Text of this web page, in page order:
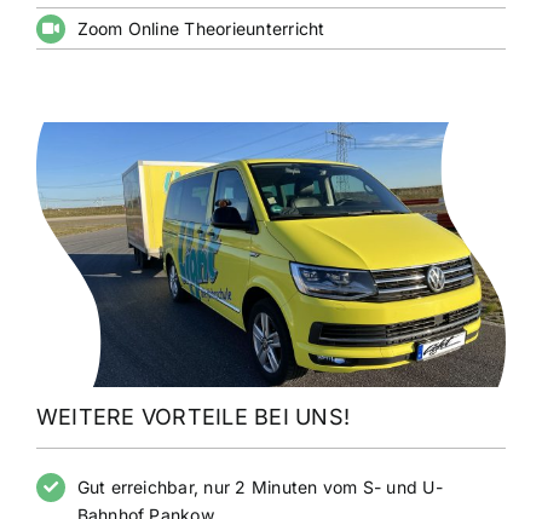
Zoom Online Theorieunterricht
WEITERE VORTEILE BEI UNS!
Gut erreichbar, nur 2 Minuten vom S- und U-
Bahnhof Pankow